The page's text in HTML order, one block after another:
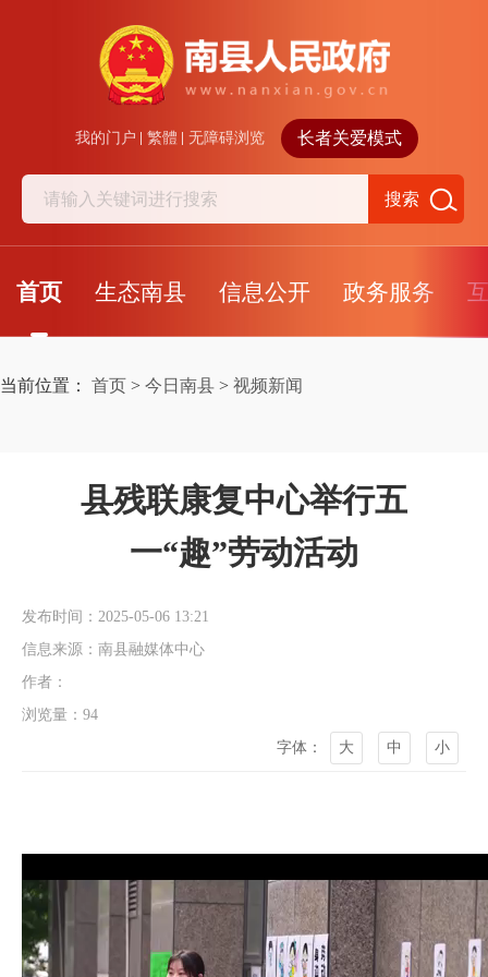
我的门户 繁體 无障碍浏览 长者关爱模式
搜索
首页 生态南县 信息公开 政务服务
当前位置： 首页 > 今日南县 > 视频新闻
县残联康复中心举行五
一“趣”劳动活动
发布时间：2025-05-06 13:21
信息来源：南县融媒体中心
作者：
浏览量： 94
字体：
大 中 小